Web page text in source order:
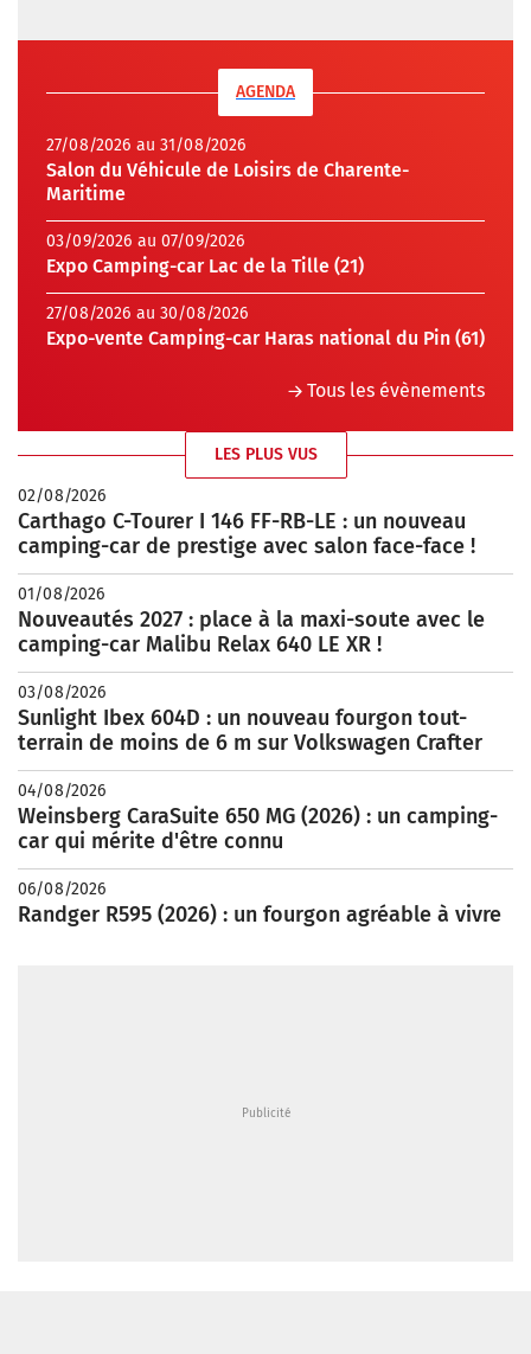
AGENDA
27/08/2026 au 31/08/2026
Salon du Véhicule de Loisirs de Charente-
Maritime
03/09/2026 au 07/09/2026
Expo Camping-car Lac de la Tille (21)
27/08/2026 au 30/08/2026
Expo-vente Camping-car Haras national du Pin (61)
Tous les évènements
LES PLUS VUS
02/08/2026
Carthago C-Tourer I 146 FF-RB-LE : un nouveau
camping-car de prestige avec salon face-face !
01/08/2026
Nouveautés 2027 : place à la maxi-soute avec le
camping-car Malibu Relax 640 LE XR !
03/08/2026
Sunlight Ibex 604D : un nouveau fourgon tout-
terrain de moins de 6 m sur Volkswagen Crafter
04/08/2026
Weinsberg CaraSuite 650 MG (2026) : un camping-
car qui mérite d'être connu
06/08/2026
Randger R595 (2026) : un fourgon agréable à vivre